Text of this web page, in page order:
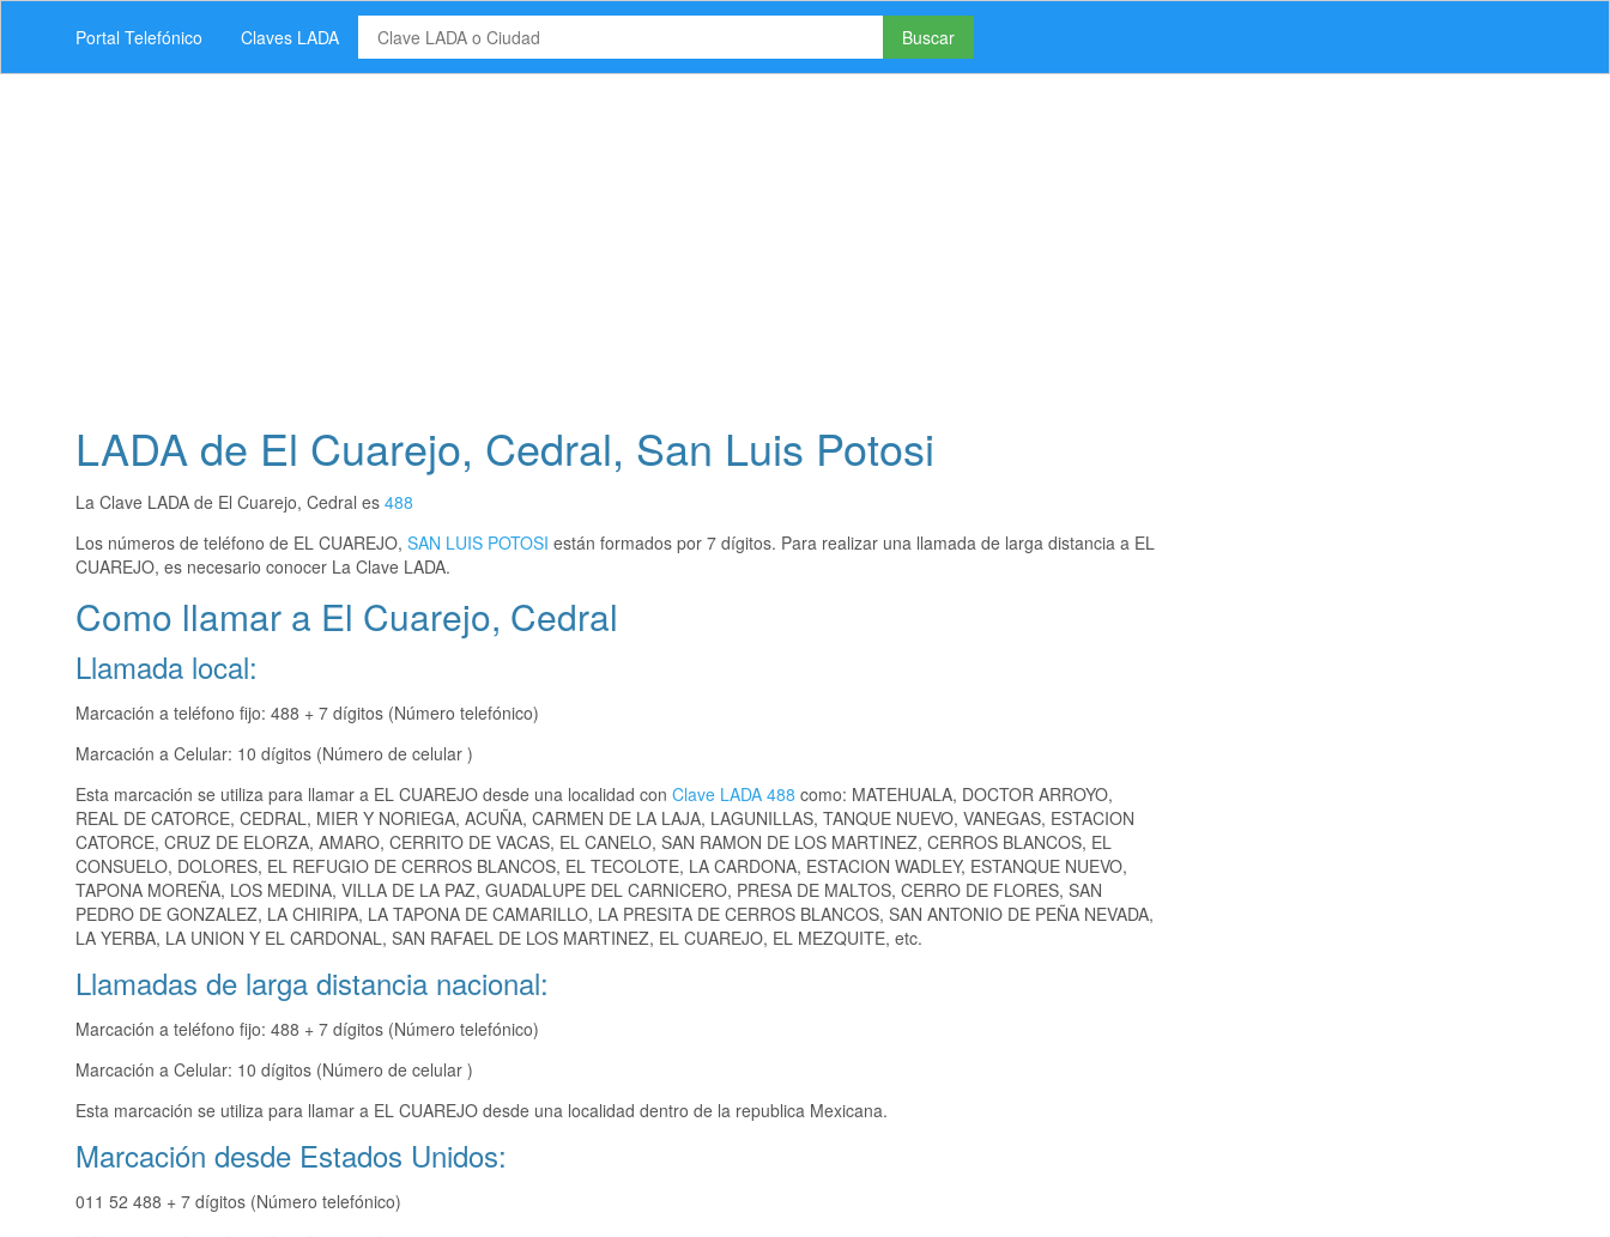
Portal Telefónico Claves LADA Buscar
LADA de El Cuarejo, Cedral, San Luis Potosi
La Clave LADA de El Cuarejo, Cedral es 488
Los números de teléfono de EL CUAREJO, SAN LUIS POTOSI están formados por 7 dígitos. Para realizar una llamada de larga distancia a EL
CUAREJO, es necesario conocer La Clave LADA.
Como llamar a El Cuarejo, Cedral
Llamada local:
Marcación a teléfono fijo: 488 + 7 dígitos (Número telefónico)
Marcación a Celular: 10 dígitos (Número de celular )
Esta marcación se utiliza para llamar a EL CUAREJO desde una localidad con Clave LADA 488 como: MATEHUALA, DOCTOR ARROYO,
REAL DE CATORCE, CEDRAL, MIER Y NORIEGA, ACUÑA, CARMEN DE LA LAJA, LAGUNILLAS, TANQUE NUEVO, VANEGAS, ESTACION
CATORCE, CRUZ DE ELORZA, AMARO, CERRITO DE VACAS, EL CANELO, SAN RAMON DE LOS MARTINEZ, CERROS BLANCOS, EL
CONSUELO, DOLORES, EL REFUGIO DE CERROS BLANCOS, EL TECOLOTE, LA CARDONA, ESTACION WADLEY, ESTANQUE NUEVO,
TAPONA MOREÑA, LOS MEDINA, VILLA DE LA PAZ, GUADALUPE DEL CARNICERO, PRESA DE MALTOS, CERRO DE FLORES, SAN
PEDRO DE GONZALEZ, LA CHIRIPA, LA TAPONA DE CAMARILLO, LA PRESITA DE CERROS BLANCOS, SAN ANTONIO DE PEÑA NEVADA,
LA YERBA, LA UNION Y EL CARDONAL, SAN RAFAEL DE LOS MARTINEZ, EL CUAREJO, EL MEZQUITE, etc.
Llamadas de larga distancia nacional:
Marcación a teléfono fijo: 488 + 7 dígitos (Número telefónico)
Marcación a Celular: 10 dígitos (Número de celular )
Esta marcación se utiliza para llamar a EL CUAREJO desde una localidad dentro de la republica Mexicana.
Marcación desde Estados Unidos:
011 52 488 + 7 dígitos (Número telefónico)